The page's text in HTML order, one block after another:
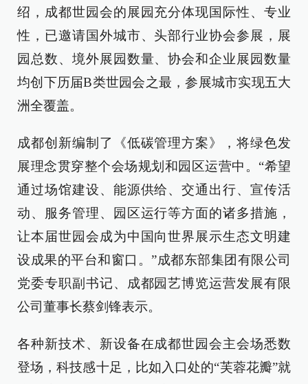
绍，成都世园会的展园充分体现国际性、专业
性，已邀请国外城市、头部行业协会参展，展
园总数、境外展园数量、协会和企业展园数量
均创下历届B类世园会之最，参展城市实现五大
洲全覆盖。
成都创新编制了《低碳管理方案》，将绿色发
展理念贯穿整个会场规划和园区运营中。“希望
通过场馆建设、能源供给、交通出行、宣传活
动、服务管理、园区运行等方面的诸多措施，
让本届世园会成为中国向世界展示生态文明建
设成果的平台和窗口。”成都东部集团有限公司
党委专职副书记、成都园艺博览运营发展有限
公司董事长蔡剑锋表示。
各种新技术、新设备在成都世园会主会场悉数
登场，科技感十足，比如入口处的“芙蓉花瓣”就